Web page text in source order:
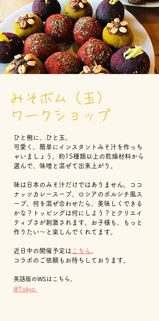
​みそボム（玉）
​ワークショップ
ひと椀に、ひと玉。
可愛く、簡単にインスタントみそ汁を作っち
ゃいましょう。約15種類以上の乾燥材料から
選んで、味噌と混ぜて出来上がり。
味は日本のみそ汁だけではありません。ココ
ナッツカレースープ、ロシアのボルシチ風ス
ープ。何を混ぜ合わせたら、美味しくできる
かな？トッピングは何にしよう？とクリエイ
ティブさが刺激されます。お子様も、もっと
作りたい〜と楽しんでくれてます。
近日中の開催予定は こちら 。
コラボのご依頼もお待ちしております。
英語版のWSはこちら。
@Tokyo